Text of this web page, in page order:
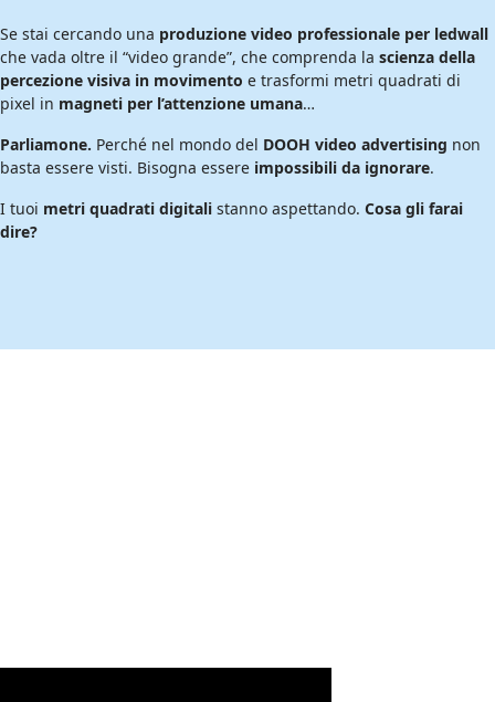
Se stai cercando una produzione video professionale per ledwall
che vada oltre il “video grande”, che comprenda la scienza della
percezione visiva in movimento e trasformi metri quadrati di
pixel in magneti per l’attenzione umana…
Parliamone. Perché nel mondo del DOOH video advertising non
basta essere visti. Bisogna essere impossibili da ignorare.
I tuoi metri quadrati digitali stanno aspettando. Cosa gli farai
dire?